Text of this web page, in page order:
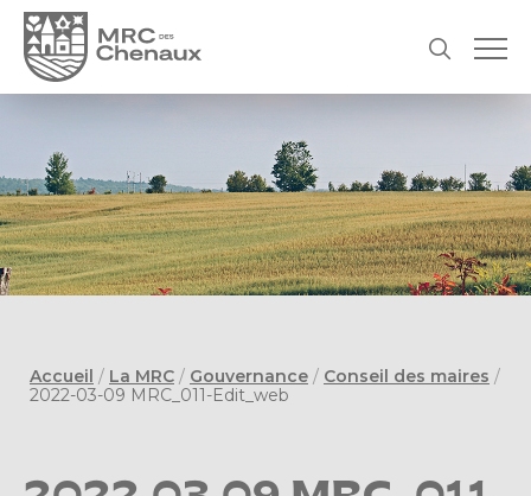
Accueil / La MRC / Gouvernance / Conseil des maires /
2022-03-09 MRC_011-Edit_web